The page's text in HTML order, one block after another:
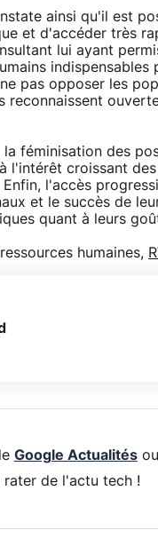
ainsi qu'il est
et d'accéder très
lui ayant
pas opposer les
reconnaissent
féminisation des
l'intérêt croissant
l'accès
et le succès de
quant à leurs
humaines,
Google Actualités
rater de l'actu tech !